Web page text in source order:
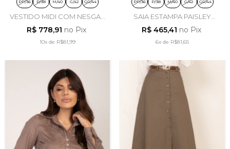
PP/36 P/38 M/40 G/42 GG/44
VESTIDO MIDI COM NESGAS
EM ALFAIATARIA VERDE -
LEKAZIS
R$ 778,91 no Pix
10x de R$81,99
PP/36 P/38 M/40 G/42 GG/44
SAIA ESTAMPA PAISLEY
PLISSADA EM ALFAIATARIA
FENDI - LEKAZIS
R$ 465,41 no Pix
6x de R$81,65